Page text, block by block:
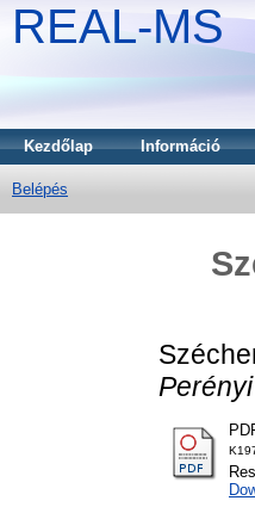
REAL-MS
Kezdőlap Információ
Belépés